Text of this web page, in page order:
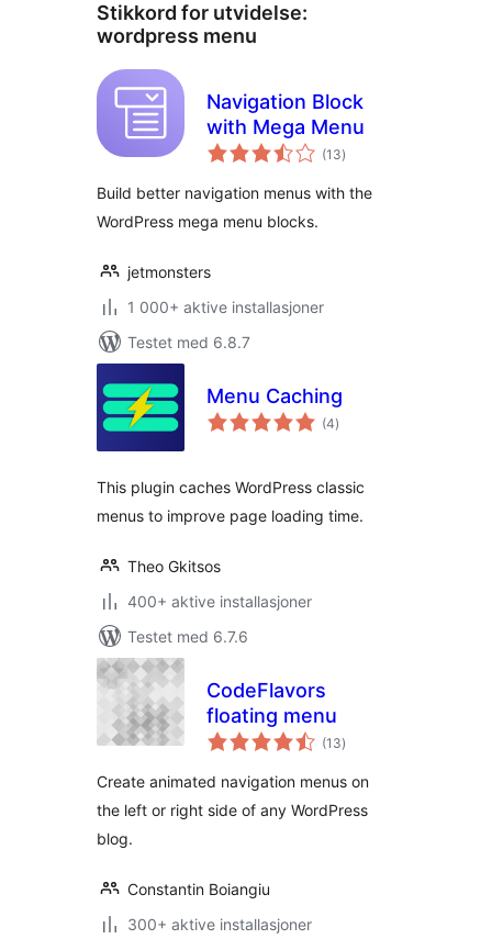
Stikkord for utvidelse:
wordpress menu
Navigation Block
with Mega Menu
(13totale
vurderinger
)
Build better navigation menus with the
WordPress mega menu blocks.
jetmonsters
1 000+ aktive installasjoner
Testet med 6.8.7
Menu Caching
(4totale
vurderinger
)
This plugin caches WordPress classic
menus to improve page loading time.
Theo Gkitsos
400+ aktive installasjoner
Testet med 6.7.6
CodeFlavors
floating menu
(13totale
vurderinger
)
Create animated navigation menus on
the left or right side of any WordPress
blog.
Constantin Boiangiu
300+ aktive installasjoner